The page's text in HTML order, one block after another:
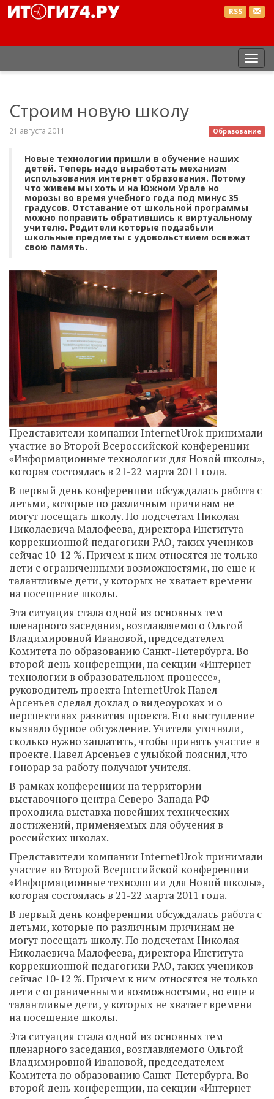
RSS
Строим новую школу
Образование
21 августа 2011
Новые технологии пришли в обучение наших
детей. Теперь надо выработать механизм
использования интернет образования. Потому
что живем мы хоть и на Южном Урале но
морозы во время учебного года под минус 35
градусов. Отставание от школьной программы
можно поправить обратившись к виртуальному
учителю. Родители которые подзабыли
школьные предметы с удовольствием освежат
свою память.
Представители компании InternetUrok принимали
участие во Второй Всероссийской конференции
«Информационные технологии для Новой школы»,
которая состоялась в 21-22 марта 2011 года.
В первый день конференции обсуждалась работа с
детьми, которые по различным причинам не
могут посещать школу. По подсчетам Николая
Николаевича Малофеева, директора Института
коррекционной педагогики РАО, таких учеников
сейчас 10-12 %. Причем к ним относятся не только
дети с ограниченными возможностями, но еще и
талантливые дети, у которых не хватает времени
на посещение школы.
Эта ситуация стала одной из основных тем
пленарного заседания, возглавляемого Ольгой
Владимировной Ивановой, председателем
Комитета по образованию Санкт-Петербурга. Во
второй день конференции, на секции «Интернет-
технологии в образовательном процессе»,
руководитель проекта InternetUrok Павел
Арсеньев сделал доклад о видеоуроках и о
перспективах развития проекта. Его выступление
вызвало бурное обсуждение. Учителя уточняли,
сколько нужно заплатить, чтобы принять участие в
проекте. Павел Арсеньев с улыбкой пояснил, что
гонорар за работу получают учителя.
В рамках конференции на территории
выставочного центра Северо-Запада РФ
проходила выставка новейших технических
достижений, применяемых для обучения в
российских школах.
Представители компании InternetUrok принимали
участие во Второй Всероссийской конференции
«Информационные технологии для Новой школы»,
которая состоялась в 21-22 марта 2011 года.
В первый день конференции обсуждалась работа с
детьми, которые по различным причинам не
могут посещать школу. По подсчетам Николая
Николаевича Малофеева, директора Института
коррекционной педагогики РАО, таких учеников
сейчас 10-12 %. Причем к ним относятся не только
дети с ограниченными возможностями, но еще и
талантливые дети, у которых не хватает времени
на посещение школы.
Эта ситуация стала одной из основных тем
пленарного заседания, возглавляемого Ольгой
Владимировной Ивановой, председателем
Комитета по образованию Санкт-Петербурга. Во
второй день конференции, на секции «Интернет-